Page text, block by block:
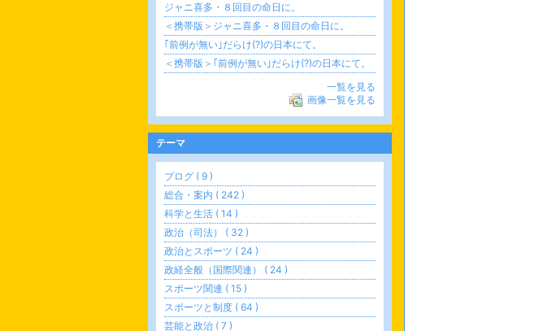
ジャニ喜多・８回目の命日に。
＜携帯版＞ジャニ喜多・８回目の命日に。
｢前例が無い｣だらけ(?)の日本にて。
＜携帯版＞｢前例が無い｣だらけ(?)の日本にて。
一覧を見る
画像一覧を見る
テーマ
ブログ ( 9 )
総合・案内 ( 242 )
科学と生活 ( 14 )
政治（司法） ( 32 )
政治とスポーツ ( 24 )
政経全般（国際関連） ( 24 )
スポーツ関連 ( 15 )
スポーツと制度 ( 64 )
芸能と政治 ( 7 )